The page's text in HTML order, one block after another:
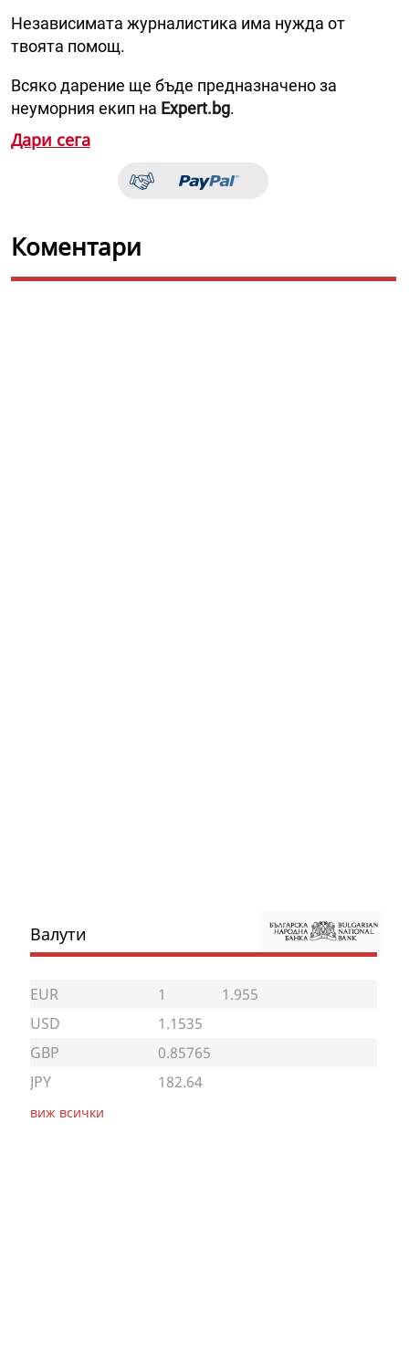
Независимата журналистика има нужда от
твоята помощ.
Всяко дарение ще бъде предназначено за
неуморния екип на Expert.bg.
Дари сега
Коментари
Валути
EUR 1
1.955
USD
1.1535
GBP
0.85765
JPY
182.64
виж всички